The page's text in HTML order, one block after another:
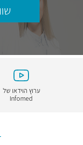
ערוץ הוידאו של
Infomed